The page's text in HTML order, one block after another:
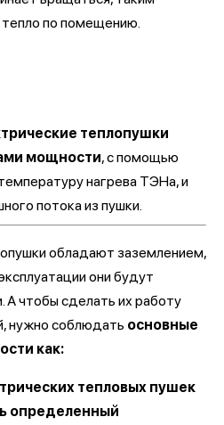
по помещению.
теплопушки
мощности, с помощью
нагрева ТЭНа, и
потока из пушки.
обладают заземлением,
они будут
А чтобы сделать их работу
нужно соблюдать основные
как:
тепловых пушек
определенный